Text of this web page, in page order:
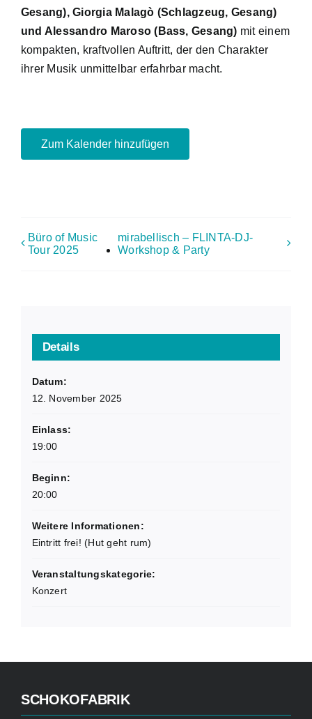
Gesang), Giorgia Malagò (Schlagzeug, Gesang)
und Alessandro Maroso (Bass, Gesang) mit einem
kompakten, kraftvollen Auftritt, der den Charakter
ihrer Musik unmittelbar erfahrbar macht.
Zum Kalender hinzufügen
Büro of Music
Tour 2025
mirabellisch – FLINTA-DJ-
Workshop & Party
Details
Datum:
12. November 2025
Einlass:
19:00
Beginn:
20:00
Weitere Informationen:
Eintritt frei! (Hut geht rum)
Veranstaltungskategorie:
Konzert
SCHOKOFABRIK